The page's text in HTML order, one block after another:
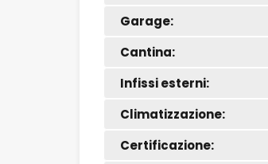
Garage:
Cantina:
Infissi esterni:
Climatizzazione:
Certificazione: